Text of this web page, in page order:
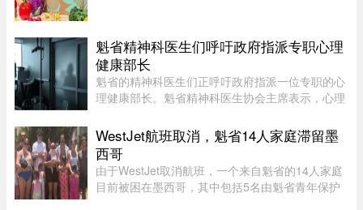
Chabot Inc.担任监督机构。此 ...
魁省精神科医生们呼吁政府指派专职心理
健康部长
魁省的精神科医生们正呼吁政府指派一位专职的心
理健康部长。魁省精神科医生协会主席表示，心理
保心理健康问题在选举周期之后依然能被列为优先
事项。在蒙特利尔无家可归 ...
WestJet航班取消，魁省14人家庭滞留墨
西哥
由于WestJet取消航班，一个来自魁省的14人家庭
目前被困在墨西哥，其中包括5名由魁省青年保护